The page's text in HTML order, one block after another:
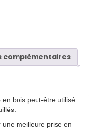
complémentaires
en bois peut-être utilisé
une meilleure prise en